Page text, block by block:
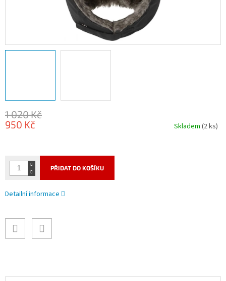
1 020 Kč
950 Kč
Skladem(2 ks)
PŘIDAT DO KOŠÍKU
Detailní informace